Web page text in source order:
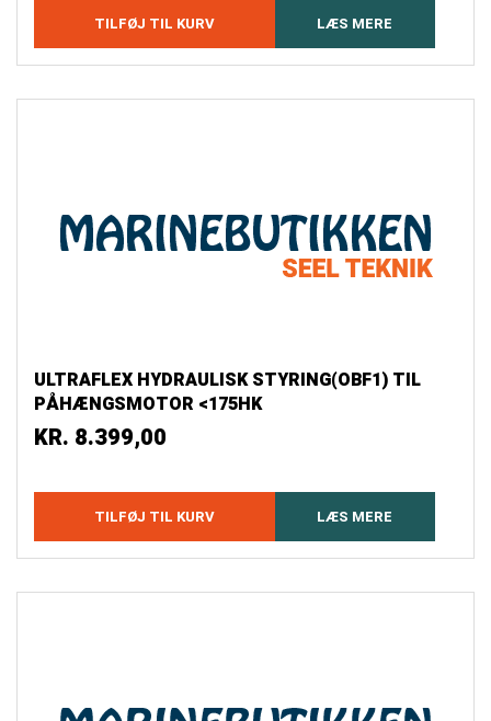
TILFØJ TIL KURV LÆS MERE
ULTRAFLEX HYDRAULISK STYRING(OBF1) TIL
PÅHÆNGSMOTOR <175HK
KR. 8.399,00
TILFØJ TIL KURV LÆS MERE